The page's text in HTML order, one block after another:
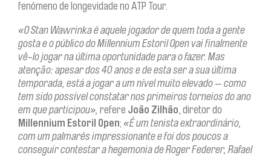
fenómeno de longevidade no ATP Tour.
«O Stan Wawrinka é aquele jogador de quem toda a gente
gosta e o público do Millennium Estoril Open vai finalmente
vê-lo jogar na última oportunidade para o fazer. Mas
atenção: apesar dos 40 anos e de esta ser a sua última
temporada, está a jogar a um nível muito elevado — como
tem sido possível constatar nos primeiros torneios do ano
em que participou», refere João Zilhão, diretor do
Millennium Estoril Open; «É um tenista extraordinário,
com um palmarés impressionante e foi dos poucos a
conseguir contestar a hegemonia de Roger Federer, Rafael